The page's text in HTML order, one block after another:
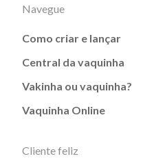
Navegue
Como criar e lançar
Central da vaquinha
Vakinha ou vaquinha?
Vaquinha Online
Cliente feliz